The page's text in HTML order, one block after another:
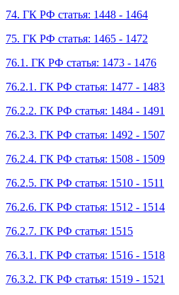
74. ГК РФ статья: 1448 - 1464
75. ГК РФ статья: 1465 - 1472
76.1. ГК РФ статья: 1473 - 1476
76.2.1. ГК РФ статья: 1477 - 1483
76.2.2. ГК РФ статья: 1484 - 1491
76.2.3. ГК РФ статья: 1492 - 1507
76.2.4. ГК РФ статья: 1508 - 1509
76.2.5. ГК РФ статья: 1510 - 1511
76.2.6. ГК РФ статья: 1512 - 1514
76.2.7. ГК РФ статья: 1515
76.3.1. ГК РФ статья: 1516 - 1518
76.3.2. ГК РФ статья: 1519 - 1521